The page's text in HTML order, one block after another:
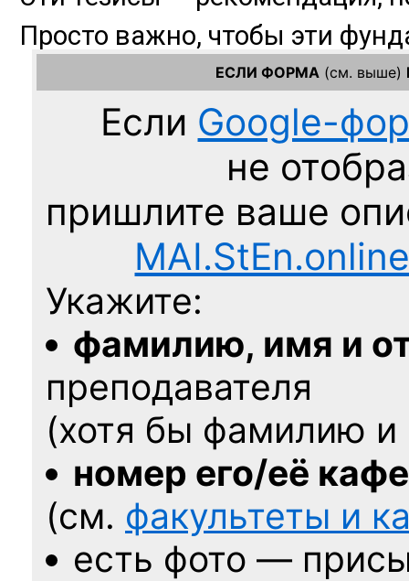
ЕСЛИ ФОРМА (см. выше)
Если Google-
не
пришлите ваше
Укажите:
фамилию, имя и
преподавателя
(хотя бы фамилию
номер его/её
(см. факультеты и
есть фото —